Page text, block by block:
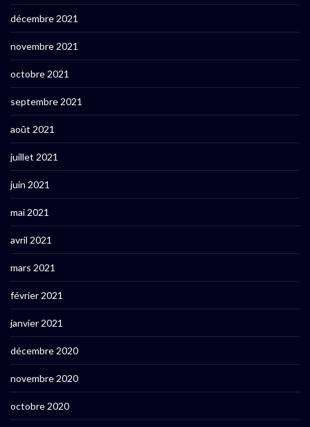
décembre 2021
novembre 2021
octobre 2021
septembre 2021
août 2021
juillet 2021
juin 2021
mai 2021
avril 2021
mars 2021
février 2021
janvier 2021
décembre 2020
novembre 2020
octobre 2020